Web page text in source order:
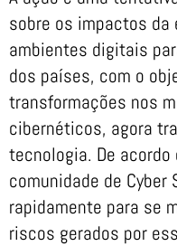
sobre os impactos da
ambientes digitais
dos países, com o
transformações nos
cibernéticos, agora
tecnologia. De
comunidade de
rapidamente para se
riscos gerados por